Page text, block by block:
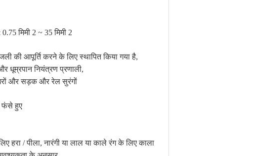
मिमी 2 ~ 35 मिमी 2
की आपूर्ति करने के लिए स्थापित किया गया है,
धूम्रपान नियंत्रण प्रणाली,
और सड़क और रेल सुरंगों
फंसे हुए
हरा / पीला, नारंगी या लाल या काले रंग के लिए काला